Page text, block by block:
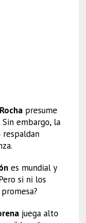
presume
Sin embargo, la
es mundial y
si ni los
juega alto